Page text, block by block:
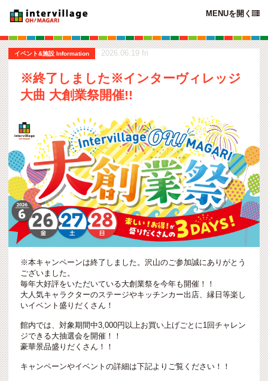
MENUを開く 
イベント&施設 Information 2026.06.19 fri
※終了しました※インターヴィレッジ
大曲 大創業祭開催!!
※本キャンペーンは終了しました。沢山のご参加誠にありがとう
ございました。
毎年大好評をいただいている大創業祭を今年も開催！！
大人気キャラクターのステージやキッチンカー出店、縁日等楽し
いイベント盛りだくさん！
館内では、対象期間中3,000円以上お買い上げごとに1回チャレン
ジできる大抽選会を開催！！
豪華景品盛りだくさん！！
キャンペーンやイベントの詳細は下記よりご覧ください！！